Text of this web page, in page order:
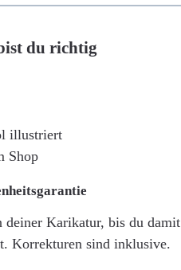
du richtig
deiner Karikatur, bis du damit
Korrekturen sind inklusive.